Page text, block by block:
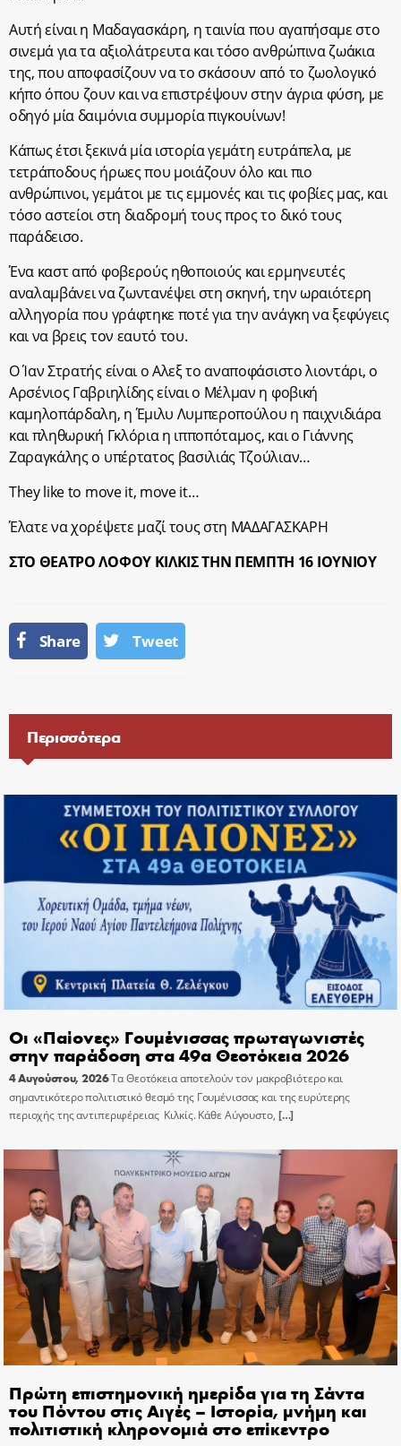
Αυτή είναι η Μαδαγασκάρη, η ταινία που αγαπήσαμε στο
σινεμά για τα αξιολάτρευτα και τόσο ανθρώπινα ζωάκια
της, που αποφασίζουν να το σκάσουν από το ζωολογικό
κήπο όπου ζουν και να επιστρέψουν στην άγρια φύση, με
οδηγό μία δαιμόνια συμμορία πιγκουίνων!
Κάπως έτσι ξεκινά μία ιστορία γεμάτη ευτράπελα, με
τετράποδους ήρωες που μοιάζουν όλο και πιο
ανθρώπινοι, γεμάτοι με τις εμμονές και τις φοβίες μας, και
τόσο αστείοι στη διαδρομή τους προς το δικό τους
παράδεισο.
Ένα καστ από φοβερούς ηθοποιούς και ερμηνευτές
αναλαμβάνει να ζωντανέψει στη σκηνή, την ωραιότερη
αλληγορία που γράφτηκε ποτέ για την ανάγκη να ξεφύγεις
και να βρεις τον εαυτό του.
Ο Ίαν Στρατής είναι ο Αλεξ το αναποφάσιστο λιοντάρι, ο
Αρσένιος Γαβριηλίδης είναι ο Μέλμαν η φοβική
καμηλοπάρδαλη, η Έμιλυ Λυμπεροπούλου η παιχνιδιάρα
και πληθωρική Γκλόρια η ιπποπόταμος, και ο Γιάννης
Ζαραγκάλης ο υπέρτατος βασιλιάς Τζούλιαν…
They like to move it, move it…
Έλατε να χορέψετε μαζί τους στη ΜΑΔΑΓΑΣΚΑΡΗ
ΣΤΟ ΘΕΑΤΡΟ ΛΟΦΟΥ ΚΙΛΚΙΣ ΤΗΝ ΠΕΜΠΤΗ 16 IOYNIOY
Share Tweet
Περισσότερα
Οι «Παίονες» Γουμένισσας πρωταγωνιστές
στην παράδοση στα 49α Θεοτόκεια 2026
4 Αυγούστου, 2026Τα Θεοτόκεια αποτελούν τον μακροβιότερο και
σημαντικότερο πολιτιστικό θεσμό της Γουμένισσας και της ευρύτερης
περιοχής της αντιπεριφέρειας Κιλκίς. Κάθε Αύγουστο, […]
Πρώτη επιστημονική ημερίδα για τη Σάντα
του Πόντου στις Αιγές – Ιστορία, μνήμη και
πολιτιστική κληρονομιά στο επίκεντρο